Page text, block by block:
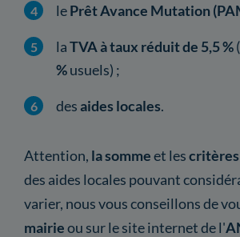
lePrêt Avance Mutation
laTVA à taux réduit de 5,5 %
%usuels) ;
desaides locales.
Attention, la sommeet les
des aides locales pouvant
varier, nous vous conseillons de
mairieou sur le site internet de l'